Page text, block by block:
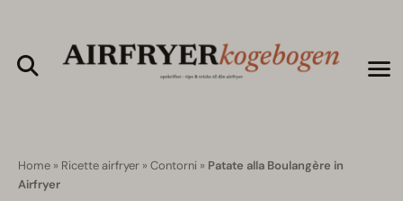
Home » Ricette airfryer » Contorni » Patate alla Boulangère in
Airfryer